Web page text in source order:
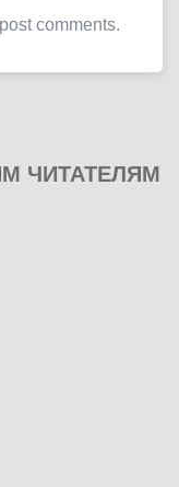
comments.
ЧИТАТЕЛЯМ